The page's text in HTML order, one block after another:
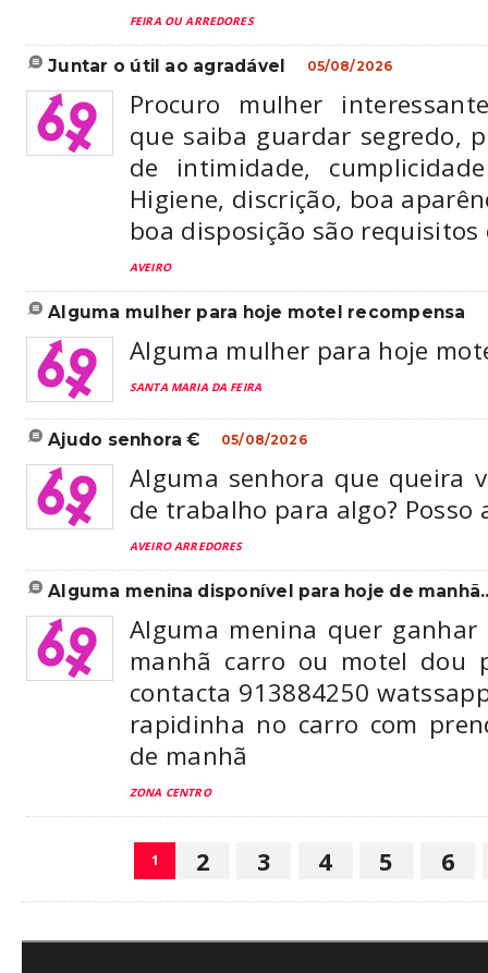
FEIRA OU ARREDORES
juntar o útil ao agradável 05/08/2026
Procuro mulher
que saiba guardar segredo,
de intimidade,
Higiene, discrição, boa
boa disposição são
AVEIRO
alguma mulher para hoje motel recompensa
Alguma mulher para hoje
SANTA MARIA DA FEIRA
ajudo senhora € 05/08/2026
Alguma senhora que queira
de trabalho para algo? Posso
AVEIRO ARREDORES
alguma menina disponível para hoje de
Alguma menina quer
manhã carro ou motel dou
contacta 913884250
rapidinha no carro com
de manhã
ZONA CENTRO
1 2 3 4 5 6